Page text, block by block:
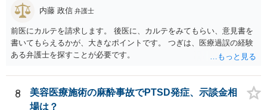
内藤 政信 弁護士
前医にカルテを請求します。 後医に、カルテをみてもらい、意見書を
書いてもらえるかが、大きなポイントです。 つぎは、医療過誤の経験
ある弁護士を探すことが必要です。
8
美容医療施術の麻酔事故でPTSD発症、示談金相
場は？